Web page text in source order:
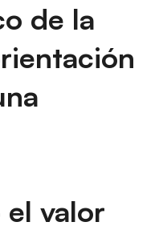
o
n
de la
valor